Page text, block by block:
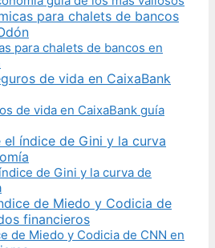
para chalets de bancos en
de vida en CaixaBank guía
de Gini y la curva de
de Miedo y Codicia de CNN en